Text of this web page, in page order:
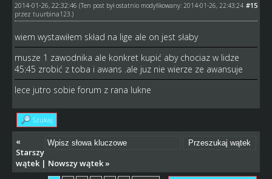
#15
2014-01-26, 22:32:46 (Ten post był ostatnio modyfikowany: 2014-01-26, 22:43:24
przez tuurbina123.)
wiem wystawiłem skład na lige ale on jest słaby
musze 1 zawodnika ale konkret kupić aby chociaz w lidze
45:45 zrobić z toba i awans .ale juz nie wierze ze awansuje
lece jutro sobie forum z rana lukne
Szukaj
«
Starszy
wątek| Nowszy wątek»